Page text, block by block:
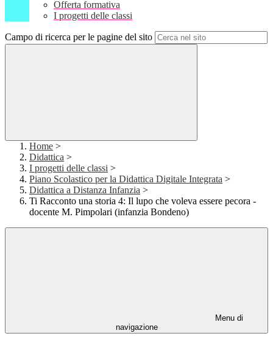
Offerta formativa
I progetti delle classi
Campo di ricerca per le pagine del sito
Home >
Didattica >
I progetti delle classi >
Piano Scolastico per la Didattica Digitale Integrata >
Didattica a Distanza Infanzia >
Ti Racconto una storia 4: Il lupo che voleva essere pecora -
docente M. Pimpolari (infanzia Bondeno)
Menu di
navigazione